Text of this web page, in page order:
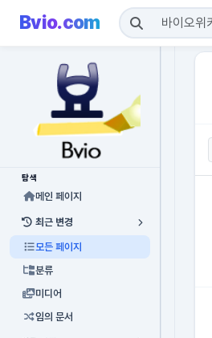
Bvio.com
탐색
메인 페이지
최근 변경
모든 페이지
분류
미디어
임의 문서